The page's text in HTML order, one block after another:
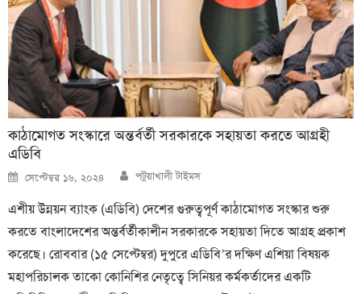
কাঠামোগত সংস্কারে অন্তর্বর্তী সরকারকে সহায়তা করতে আগ্রহী
এডিবি
Posted
on
সেপ্টেম্বর ১৬, ২০২৪ Author
পটুয়াখালী টাইমস
এশীয় উন্নয়ন ব্যাংক (এডিবি) দেশের গুরুত্বপূর্ণ কাঠামোগত সংস্কার শুরু
করতে বাংলাদেশের অন্তর্বর্তীকালীন সরকারকে সহায়তা দিতে আগ্রহ প্রকাশ
করেছে। রোববার (১৫ সেপ্টেম্বর) দুপুরে এডিবি’র দক্ষিণ এশিয়া বিষয়ক
মহাপরিচালক তাকো কোনিশির নেতৃত্বে সিনিয়র কর্মকর্তাদের একটি